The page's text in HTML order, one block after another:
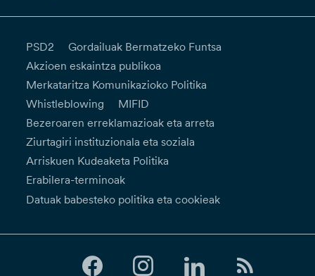
PSD2
Gordailuak Bermatzeko Funtsa
Akzioen eskaintza publikoa
Merkataritza Komunikazioko Politika
Whistleblowing
MIFID
Bezeroaren erreklamazioak eta arreta
Ziurtagiri instituzionala eta soziala
Arriskuen Kudeaketa Politika
Erabilera-terminoak
Datuak babesteko politika eta cookieak